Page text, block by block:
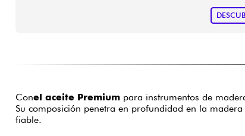
Conel aceite Premiumpara instrumentos de
Su composición penetra en profundidad en la
fiable.